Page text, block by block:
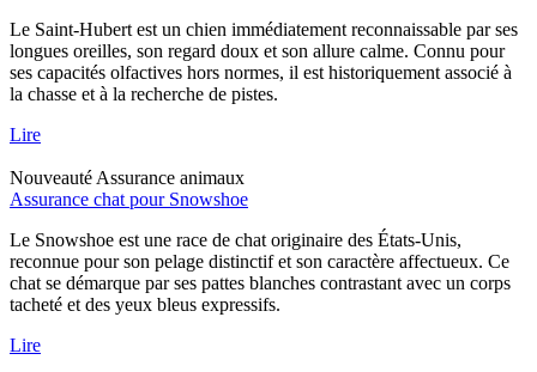
Le Saint-Hubert est un chien immédiatement reconnaissable par ses
longues oreilles, son regard doux et son allure calme. Connu pour
ses capacités olfactives hors normes, il est historiquement associé à
la chasse et à la recherche de pistes.
Lire
Nouveauté Assurance animaux
Assurance chat pour Snowshoe
Le Snowshoe est une race de chat originaire des États-Unis,
reconnue pour son pelage distinctif et son caractère affectueux. Ce
chat se démarque par ses pattes blanches contrastant avec un corps
tacheté et des yeux bleus expressifs.
Lire